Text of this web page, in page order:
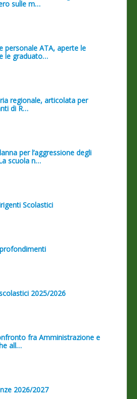
sulle m…
personale ATA, aperte le
le graduato…
regionale, articolata per
di R…
per l’aggressione degli
scuola n…
Scolastici
2025/2026
fra Amministrazione e
all…
2026/2027